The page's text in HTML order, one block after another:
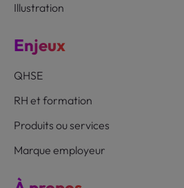
Illustration
Enjeux
QHSE
RH et formation
Produits ou services
Marque employeur